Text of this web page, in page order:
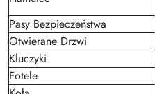
Pasy Bezpieczeństwa
Otwierane Drzwi
Kluczyki
Fotele